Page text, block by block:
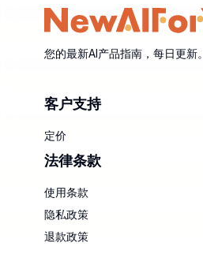
您的最新AI产品指南，每日更新。
客户支持
定价
法律条款
使用条款
隐私政策
退款政策